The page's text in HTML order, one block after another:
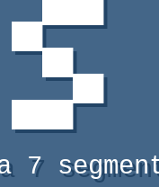
██  ██
██
██
████
7